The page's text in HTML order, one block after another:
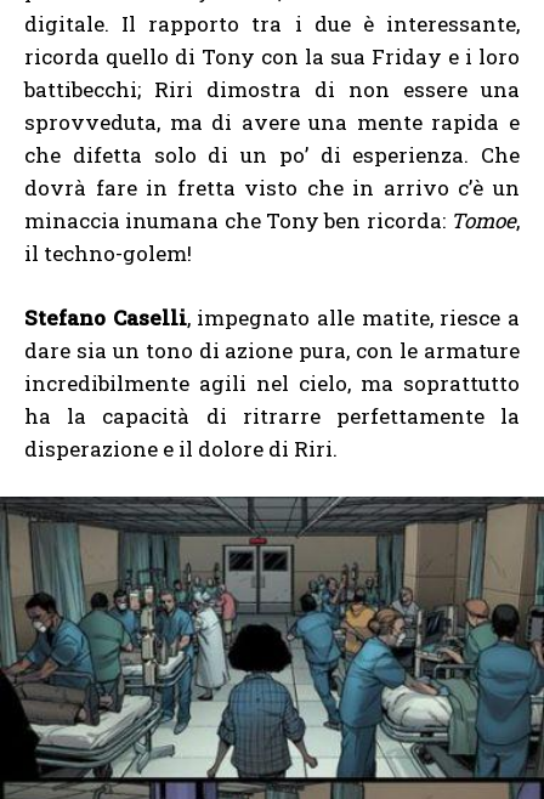
digitale. Il rapporto tra i due è interessante,
ricorda quello di Tony con la sua Friday e i loro
battibecchi; Riri dimostra di non essere una
sprovveduta, ma di avere una mente rapida e
che difetta solo di un po’ di esperienza. Che
dovrà fare in fretta visto che in arrivo c’è un
minaccia inumana che Tony ben ricorda: Tomoe,
il techno-golem!
Stefano Caselli, impegnato alle matite, riesce a
dare sia un tono di azione pura, con le armature
incredibilmente agili nel cielo, ma soprattutto
ha la capacità di ritrarre perfettamente la
disperazione e il dolore di Riri.